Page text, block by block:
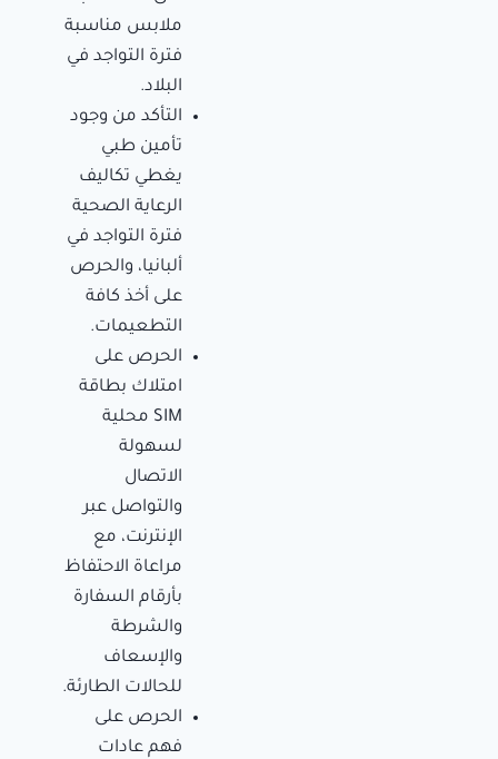
ملابس مناسبة
فترة التواجد في
البلاد.
التأكد من وجود
تأمين طبي
يغطي تكاليف
الرعاية الصحية
فترة التواجد في
ألبانيا، والحرص
على أخذ كافة
التطعيمات.
الحرص على
امتلاك بطاقة
SIM محلية
لسهولة
الاتصال
والتواصل عبر
الإنترنت، مع
مراعاة الاحتفاظ
بأرقام السفارة
والشرطة
والإسعاف
للحالات الطارئة.
الحرص على
فهم عادات